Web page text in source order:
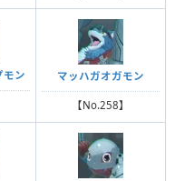
モン マッハガオガモン
【No.258】